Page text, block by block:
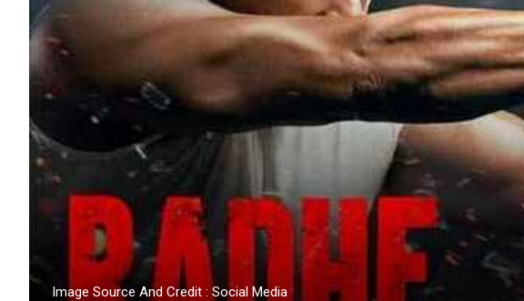
Image Source And Credit : Social Media